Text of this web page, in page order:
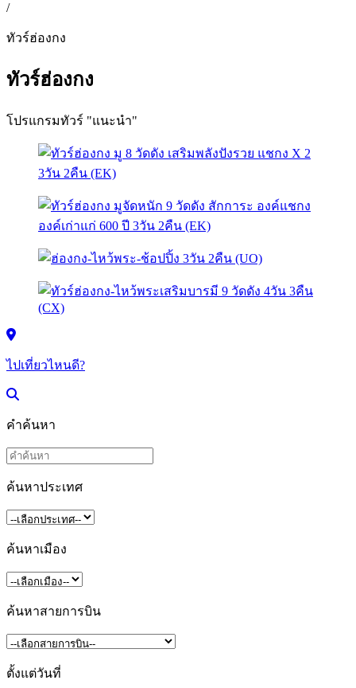
/
ทัวร์ฮ่องกง
ทัวร์ฮ่องกง
โปรแกรมทัวร์ "แนะนำ"
ไปเที่ยวไหนดี?
คำค้นหา
ค้นหาประเทศ
ค้นหาเมือง
ค้นหาสายการบิน
ตั้งแต่วันที่